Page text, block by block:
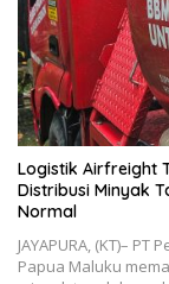
Logistik Airfreight
Distribusi Minyak
Normal
JAYAPURA, (KT)–
Papua Maluku